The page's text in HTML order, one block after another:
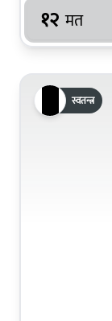
१२ मत
स्वतन्त्र